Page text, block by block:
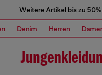
Weitere Artikel bis zu
Denim Herren